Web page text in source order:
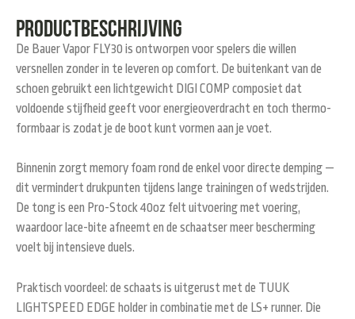
Productbeschrijving
De Bauer Vapor FLY30 is ontworpen voor spelers die willen
versnellen zonder in te leveren op comfort. De buitenkant van de
schoen gebruikt een lichtgewicht DIGI COMP composiet dat
voldoende stijfheid geeft voor energieoverdracht en toch thermo-
formbaar is zodat je de boot kunt vormen aan je voet.
Binnenin zorgtmemory foam rond de enkel voor directe demping —
dit vermindert drukpunten tijdens lange trainingen of wedstrijden.
De tong is een Pro-Stock 40oz feltuitvoering met voering,
waardoor lace-bite afneemt en de schaatser meer bescherming
voelt bij intensieve duels.
Praktisch voordeel: de schaats is uitgerust met de TUUK
LIGHTSPEED EDGE holder in combinatie met de LS+ runner. Die